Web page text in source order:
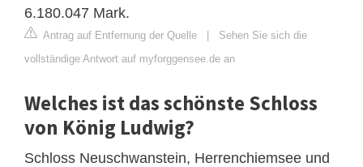
6.180.047 Mark.
Antrag auf Entfernung der Quelle | Sehen Sie sich die
vollständige Antwort auf myforggensee.de an
Welches ist das schönste Schloss
von König Ludwig?
Schloss Neuschwanstein, Herrenchiemsee und